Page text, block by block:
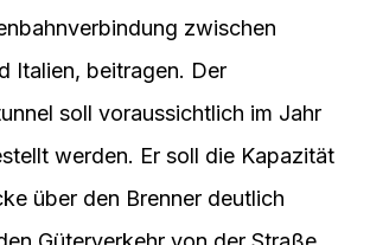
zwischen
Italien, beitragen. Der
soll voraussichtlich im Jahr
werden. Er soll die Kapazität
über den Brenner deutlich